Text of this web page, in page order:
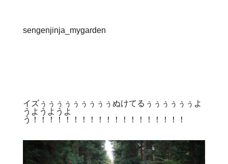
sengenjinja_mygarden
イズぅぅぅぅぅぅぅぅぅぬけてるぅぅぅぅぅぅよ
うようようよ
う！！！！！！！！！！！！！！！！！！！